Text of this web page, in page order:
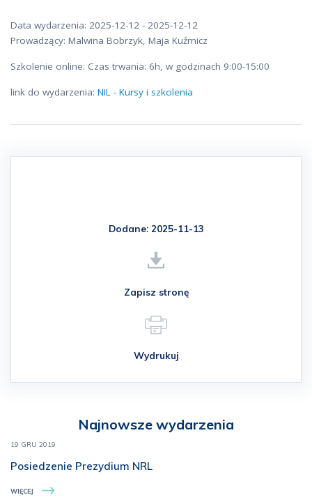
Najnowsze wydarzenia
19 GRU 2019
Posiedzenie Prezydium NRL
WIĘCEJ
Data wydarzenia: 2025-12-12 - 2025-12-12
Prowadzący: Malwina Bobrzyk, Maja Kuźmicz
Szkolenie online: Czas trwania: 6h, w godzinach 9:00-15:00
link do wydarzenia: NIL - Kursy i szkolenia
Dodane: 2025-11-13
Zapisz stronę
Wydrukuj